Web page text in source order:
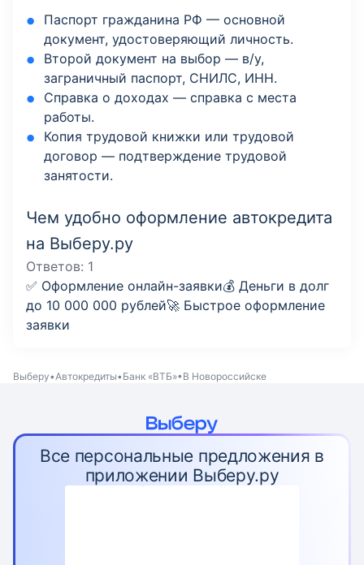
Паспорт гражданина РФ — основной
документ, удостоверяющий личность.
Второй документ на выбор — в/у,
заграничный паспорт, СНИЛС, ИНН.
Справка о доходах — справка с места
работы.
Копия трудовой книжки или трудовой
договор — подтверждение трудовой
занятости.
Чем удобно оформление автокредита
на Выберу.ру
Ответов: 1
✅ Оформление онлайн-заявки💰 Деньги в долг
до 10 000 000 рублей🚀 Быстрое оформление
заявки
Выберу Автокредиты Банк «ВТБ» В Новороссийске
Все персональные предложения в
приложении Выберу.ру